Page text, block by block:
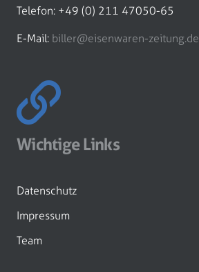
Telefon: +49 (0) 211 47050-65
E-Mail: biller@eisenwaren-zeitung.de
Wichtige Links
Datenschutz
Impressum
Team